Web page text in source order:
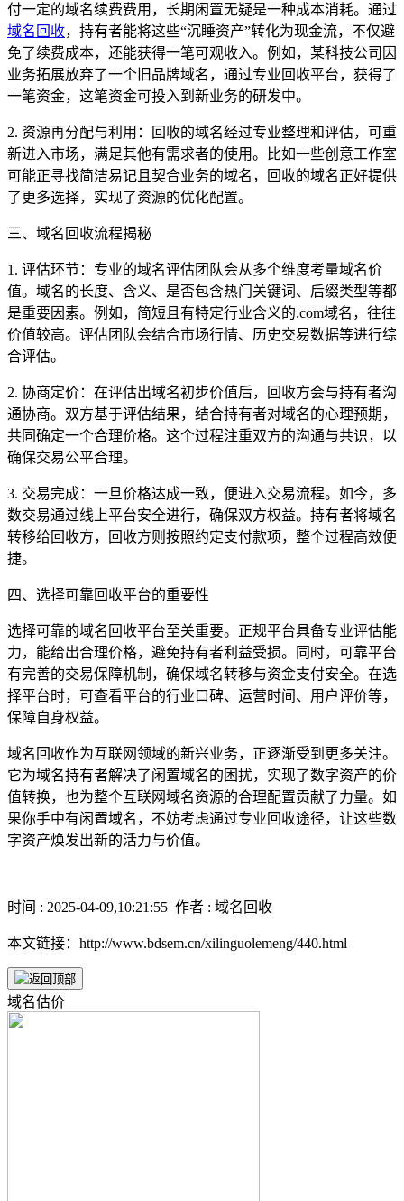
付一定的域名续费费用，长期闲置无疑是一种成本消耗。通过
域名回收，持有者能将这些“沉睡资产”转化为现金流，不仅避
免了续费成本，还能获得一笔可观收入。例如，某科技公司因
业务拓展放弃了一个旧品牌域名，通过专业回收平台，获得了
一笔资金，这笔资金可投入到新业务的研发中。
2. 资源再分配与利用：回收的域名经过专业整理和评估，可重
新进入市场，满足其他有需求者的使用。比如一些创意工作室
可能正寻找简洁易记且契合业务的域名，回收的域名正好提供
了更多选择，实现了资源的优化配置。
三、域名回收流程揭秘
1. 评估环节：专业的域名评估团队会从多个维度考量域名价
值。域名的长度、含义、是否包含热门关键词、后缀类型等都
是重要因素。例如，简短且有特定行业含义的.com域名，往往
价值较高。评估团队会结合市场行情、历史交易数据等进行综
合评估。
2. 协商定价：在评估出域名初步价值后，回收方会与持有者沟
通协商。双方基于评估结果，结合持有者对域名的心理预期，
共同确定一个合理价格。这个过程注重双方的沟通与共识，以
确保交易公平合理。
3. 交易完成：一旦价格达成一致，便进入交易流程。如今，多
数交易通过线上平台安全进行，确保双方权益。持有者将域名
转移给回收方，回收方则按照约定支付款项，整个过程高效便
捷。
四、选择可靠回收平台的重要性
选择可靠的域名回收平台至关重要。正规平台具备专业评估能
力，能给出合理价格，避免持有者利益受损。同时，可靠平台
有完善的交易保障机制，确保域名转移与资金支付安全。在选
择平台时，可查看平台的行业口碑、运营时间、用户评价等，
保障自身权益。
域名回收作为互联网领域的新兴业务，正逐渐受到更多关注。
它为域名持有者解决了闲置域名的困扰，实现了数字资产的价
值转换，也为整个互联网域名资源的合理配置贡献了力量。如
果你手中有闲置域名，不妨考虑通过专业回收途径，让这些数
字资产焕发出新的活力与价值。
时间 : 2025-04-09,10:21:55 作者 : 域名回收
本文链接：http://www.bdsem.cn/xilinguolemeng/440.html
域名估价